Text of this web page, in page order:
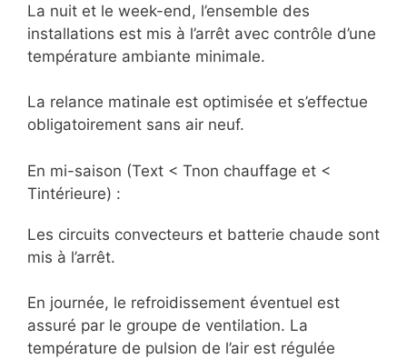
La nuit et le week-end, l’ensemble des
installations est mis à l’arrêt avec contrôle d’une
température ambiante minimale.
La relance matinale est optimisée et s’effectue
obligatoirement sans air neuf.
En mi-saison (Text < Tnon chauffage et <
Tintérieure) :
Les circuits convecteurs et batterie chaude sont
mis à l’arrêt.
En journée, le refroidissement éventuel est
assuré par le groupe de ventilation. La
température de pulsion de l’air est régulée